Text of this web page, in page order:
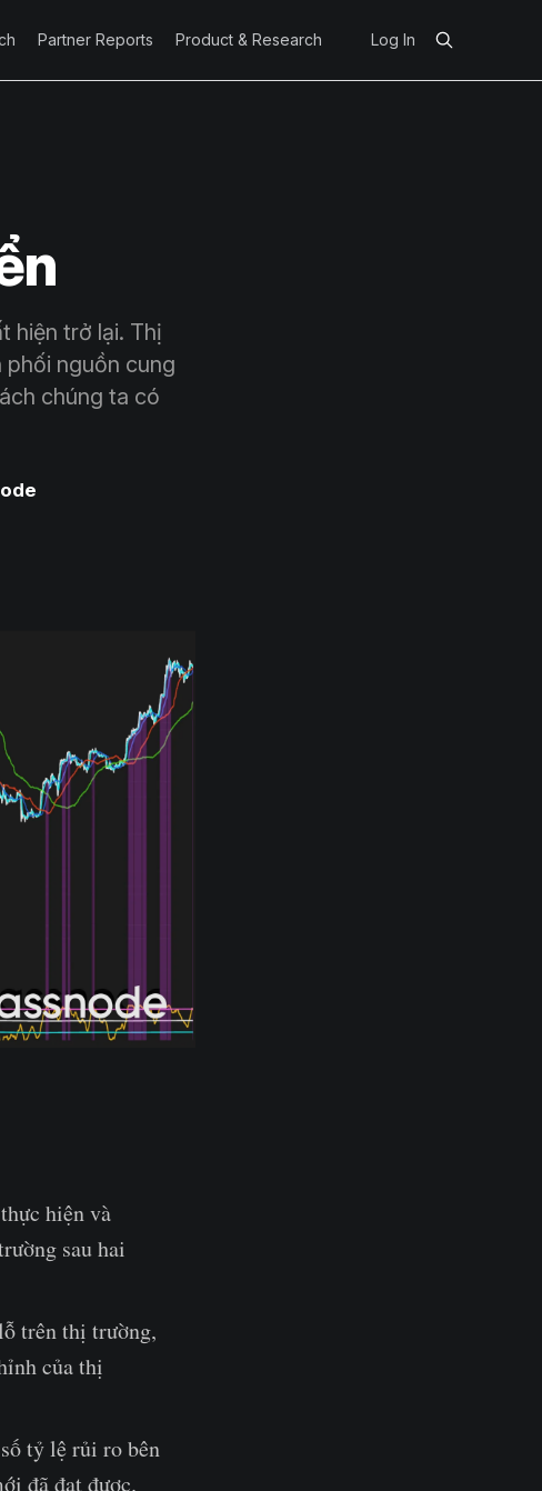
Partner Reports Product & Research Log In
hiện trở lại. Thị
nguồn cung
chúng ta có
hiện và
sau hai
trên thị trường,
của thị
tỷ lệ rủi ro bên
đã đạt được.